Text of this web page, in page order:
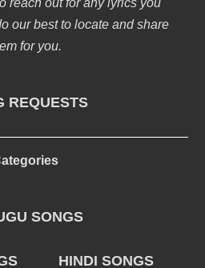
reach out for any lyrics you
our best to locate and share
for you.
REQUESTS
SONGS
HINDI SONGS